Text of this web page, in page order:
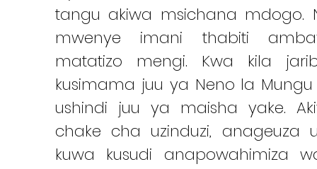
tangu akiwa msichana mdogo.
mwenye imani thabiti
matatizo mengi. Kwa kila
kusimama juu ya Neno la
ushindi juu ya maisha yake.
chake cha uzinduzi, anageuza
kuwa kusudi anapowahimiza